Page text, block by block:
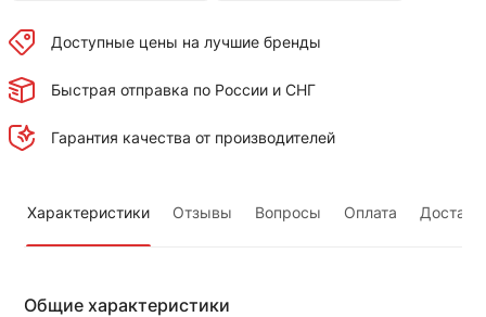
Доступные цены на лучшие бренды
Быстрая отправка по России и СНГ
Гарантия качества от производителей
Характеристики Отзывы Вопросы Оплата
Общие характеристики